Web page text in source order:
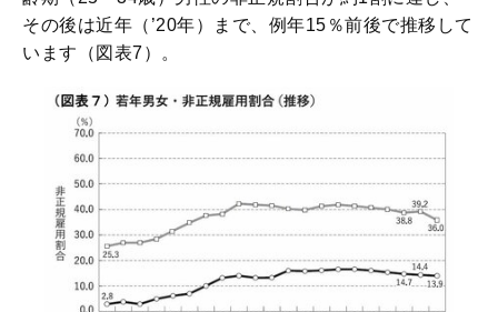
その後は近年（’20年）まで、例年15％前後で推移して
います（図表7）。